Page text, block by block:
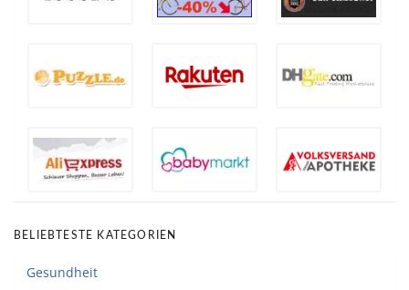
BELIEBTESTE KATEGORIEN
Gesundheit